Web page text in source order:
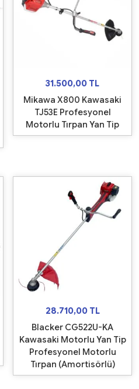
31.500,00 TL
Mikawa X800 Kawasaki
TJ53E Profesyonel
Motorlu Tırpan Yan Tip
28.710,00 TL
Blacker CG522U-KA
Kawasaki Motorlu Yan Tip
Profesyonel Motorlu
Tırpan (Amortisörlü)